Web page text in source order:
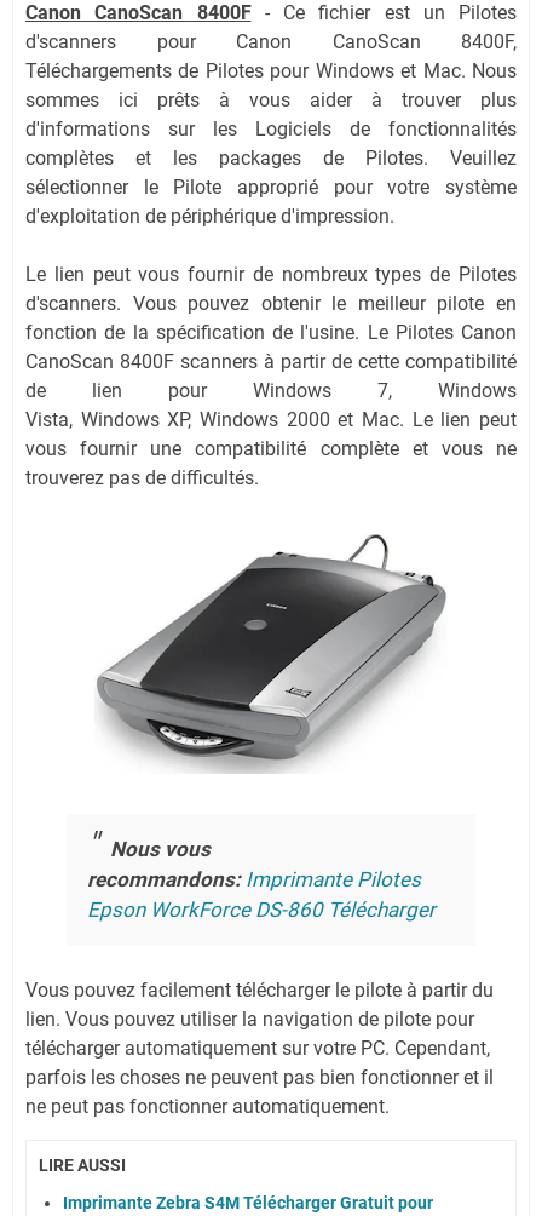
Canon CanoScan 8400F - Ce fichier est un Pilotes
d'scanners pour Canon CanoScan 8400F,
Téléchargements de Pilotes pour Windows et Mac. Nous
sommes ici prêts à vous aider à trouver plus
d'informations sur les Logiciels de fonctionnalités
complètes et les packages de Pilotes. Veuillez
sélectionner le Pilote approprié pour votre système
d'exploitation de périphérique d'impression.
Le lien peut vous fournir de nombreux types de Pilotes
d'scanners. Vous pouvez obtenir le meilleur pilote en
fonction de la spécification de l'usine. Le Pilotes Canon
CanoScan 8400F scanners à partir de cette compatibilité
de lien pour Windows 7, Windows
Vista, WindowsXP,Windows 2000 et Mac. Le lien peut
vous fournir une compatibilité complète et vous ne
trouverez pas de difficultés.
Nous vous
recommandons: Imprimante Pilotes
Epson WorkForce DS-860 Télécharger
Vous pouvez facilement télécharger le pilote à partir du
lien. Vous pouvez utiliser la navigation de pilote pour
télécharger automatiquement sur votre PC. Cependant,
parfois les choses ne peuvent pas bien fonctionner et il
ne peut pas fonctionner automatiquement.
LIRE AUSSI
Imprimante Zebra S4M Télécharger Gratuit pour